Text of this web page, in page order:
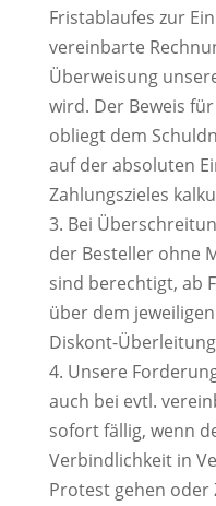
Fristablaufes zur
vereinbarte
Überweisung
wird. Der Beweis
obliegt dem
auf der absoluten
Zahlungszieles
3. Bei
der Besteller ohne
sind berechtigt, ab
über dem
Diskont-
4. Unsere
auch bei evtl.
sofort fällig, wenn
Verbindlichkeit in
Protest gehen